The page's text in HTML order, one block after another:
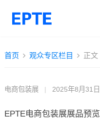
首页 观众专区栏目 正文
电商包装展 | 2025年8月31日
EPTE电商包装展展品预览